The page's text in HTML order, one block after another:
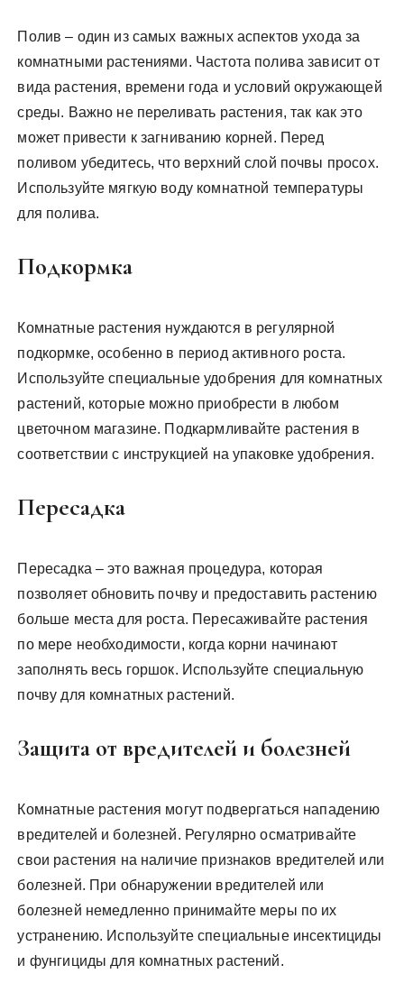
Полив – один из самых важных аспектов ухода за
комнатными растениями. Частота полива зависит от
вида растения, времени года и условий окружающей
среды. Важно не переливать растения, так как это
может привести к загниванию корней. Перед
поливом убедитесь, что верхний слой почвы просох.
Используйте мягкую воду комнатной температуры
для полива.
Подкормка
Комнатные растения нуждаются в регулярной
подкормке, особенно в период активного роста.
Используйте специальные удобрения для комнатных
растений, которые можно приобрести в любом
цветочном магазине. Подкармливайте растения в
соответствии с инструкцией на упаковке удобрения.
Пересадка
Пересадка – это важная процедура, которая
позволяет обновить почву и предоставить растению
больше места для роста. Пересаживайте растения
по мере необходимости, когда корни начинают
заполнять весь горшок. Используйте специальную
почву для комнатных растений.
Защита от вредителей и болезней
Комнатные растения могут подвергаться нападению
вредителей и болезней. Регулярно осматривайте
свои растения на наличие признаков вредителей или
болезней. При обнаружении вредителей или
болезней немедленно принимайте меры по их
устранению. Используйте специальные инсектициды
и фунгициды для комнатных растений.